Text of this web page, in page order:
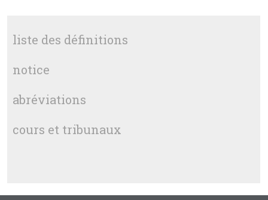
liste des définitions
notice
abréviations
cours et tribunaux